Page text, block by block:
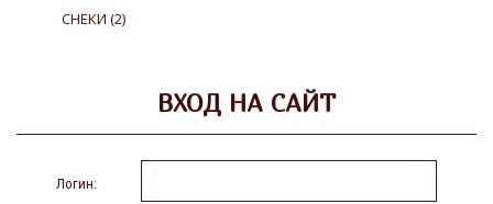
СНЕКИ (2)
ВХОД НА САЙТ
Логин: